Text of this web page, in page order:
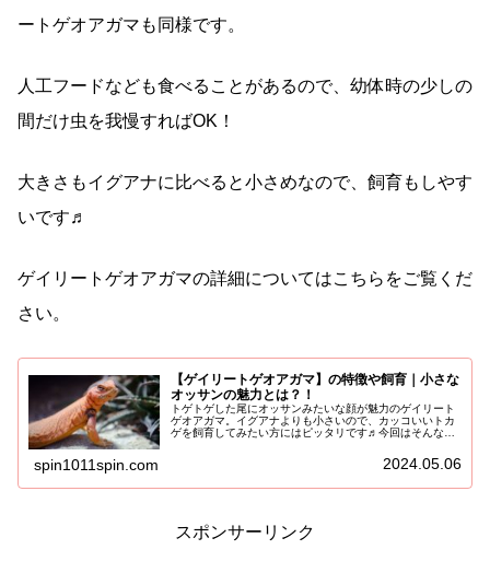
ートゲオアガマも同様です。
人工フードなども食べることがあるので、幼体時の少しの
間だけ虫を我慢すればOK！
大きさもイグアナに比べると小さめなので、飼育もしやす
いです♬
ゲイリートゲオアガマの詳細についてはこちらをご覧くだ
さい。
【ゲイリートゲオアガマ】の特徴や飼育｜小さな
オッサンの魅力とは？！
トゲトゲした尾にオッサンみたいな顔が魅力のゲイリート
ゲオアガマ。イグアナよりも小さいので、カッコいいトカ
ゲを飼育してみたい方にはピッタリです♬今回はそんなト
spin1011spin.com 2024.05.06
スポンサーリンク